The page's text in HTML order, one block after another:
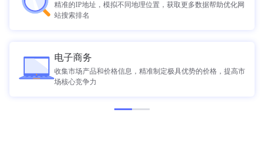
精准的IP地址，模拟不同地理位置，获取更多数据帮助优化网
站搜索排名
电子商务
收集市场产品和价格信息，精准制定极具优势的价格，提高市
场核心竞争力